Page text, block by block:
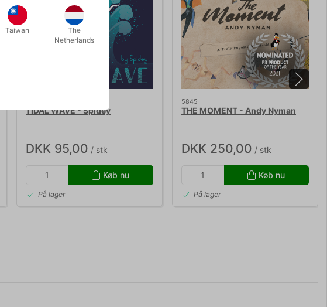
TIDAL WAVE - Spidey
DKK 95,00 / stk
Køb nu
På lager
5845
THE MOMENT - Andy Nyman
DKK 250,00 / stk
Køb nu
På lager
Taiwan
The
Netherlands